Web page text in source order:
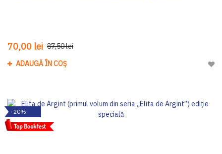
70,00 lei 87,50 lei
ADAUGĂ ÎN COȘ
-20%